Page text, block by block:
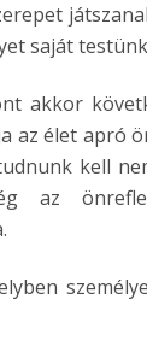
saját
akkor
az élet apró
kell
az